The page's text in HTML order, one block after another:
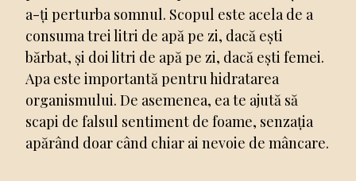
a-ți perturba somnul. Scopul este acela de a
consuma trei litri de apă pe zi, dacă ești
bărbat, și doi litri de apă pe zi, dacă ești femei.
Apa este importantă pentru hidratarea
organismului. De asemenea, ea te ajută să
scapi de falsul sentiment de foame, senzația
apărând doar când chiar ai nevoie de mâncare.